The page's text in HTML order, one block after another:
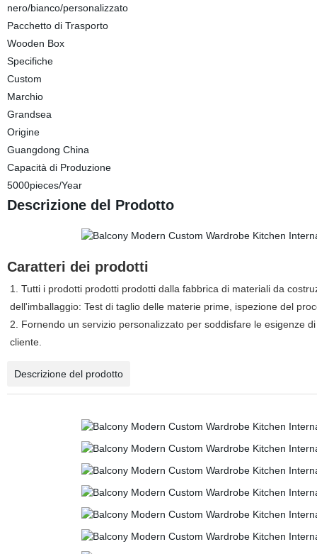
nero/bianco/personalizzato
Pacchetto di Trasporto
Wooden Box
Specifiche
Custom
Marchio
Grandsea
Origine
Guangdong China
Capacità di Produzione
5000pieces/Year
Descrizione del Prodotto
Caratteri dei prodotti
1. Tutti i prodotti prodotti prodotti dalla fabbrica di materiali da
dell'imballaggio: Test di taglio delle materie prime, ispezione del
2. Fornendo un servizio personalizzato per soddisfare le esigenze
cliente.
Descrizione del prodotto